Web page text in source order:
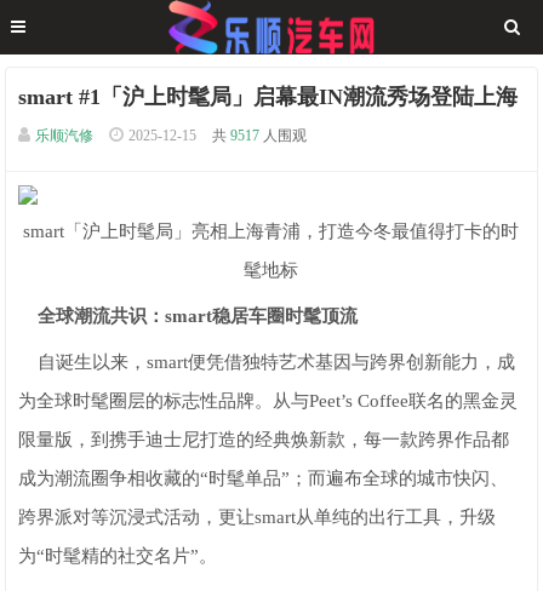
smart #1「沪上时髦局」启幕最IN潮流秀场登陆上海
乐顺汽修 2025-12-15 共 9517 人围观
smart「沪上时髦局」亮相上海青浦，打造今冬最值得打卡的时
髦地标
全球潮流共识：smart稳居车圈时髦顶流
自诞生以来，smart便凭借独特艺术基因与跨界创新能力，成
为全球时髦圈层的标志性品牌。从与Peet’s Coffee联名的黑金灵
限量版，到携手迪士尼打造的经典焕新款，每一款跨界作品都
成为潮流圈争相收藏的“时髦单品”；而遍布全球的城市快闪、
跨界派对等沉浸式活动，更让smart从单纯的出行工具，升级
为“时髦精的社交名片”。